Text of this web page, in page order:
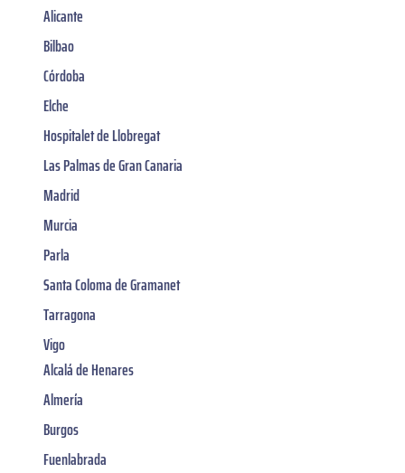
Alicante
Bilbao
Córdoba
Elche
Hospitalet de Llobregat
Las Palmas de Gran Canaria
Madrid
Murcia
Parla
Santa Coloma de Gramanet
Tarragona
Vigo
Alcalá de Henares
Almería
Burgos
Fuenlabrada